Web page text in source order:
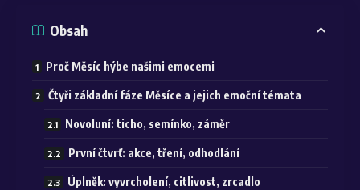
Obsah
Proč Měsíc hýbe našimi emocemi
Čtyři základní fáze Měsíce a jejich emoční témata
Novoluní: ticho, semínko, záměr
První čtvrť: akce, tření, odhodlání
Úplněk: vyvrcholení, citlivost, zrcadlo